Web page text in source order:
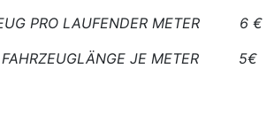
PRO LAUFENDER METER 6 €
FAHRZEUGLÄNGE JE METER 5€